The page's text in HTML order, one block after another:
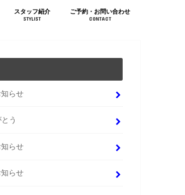
スタッフ紹介
STYLIST
ご予約・お問い合わせ
CONTACT
らせ
う
らせ
らせ